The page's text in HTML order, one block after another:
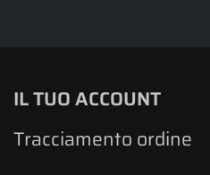
IL TUO ACCOUNT
Tracciamento ordine